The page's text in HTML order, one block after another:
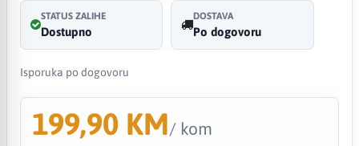
STATUS ZALIHE
Dostupno
DOSTAVA
Po dogovoru
Isporuka po dogovoru
199,90 KM/ kom